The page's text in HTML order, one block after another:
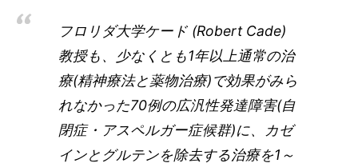
フロリダ大学ケード (Robert Cade)
教授も、少なくとも1年以上通常の治
療(精神療法と薬物治療)で効果がみら
れなかった70例の広汎性発達障害(自
閉症・アスペルガー症候群)に、カゼ
インとグルテンを除去する治療を1～